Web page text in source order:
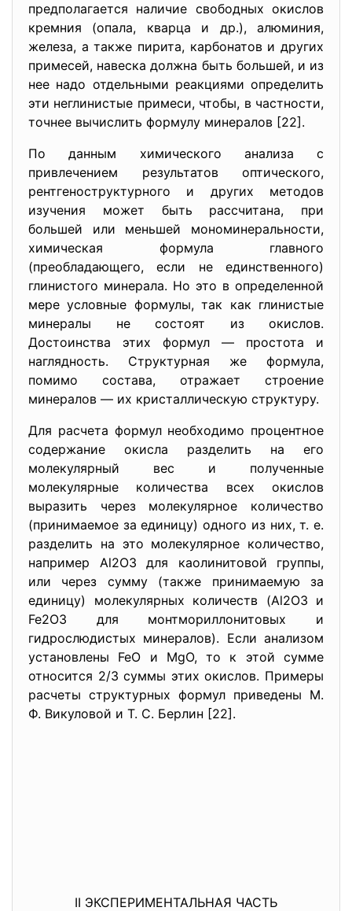
предполагается наличие свободных окислов
кремния (опала, кварца и др.), алюминия,
железа, а также пирита, карбонатов и других
примесей, навеска должна быть большей, и из
нее надо отдельными реакциями определить
эти неглинистые примеси, чтобы, в частности,
точнее вычислить формулу минералов [22].
По данным химического анализа с
привлечением результатов оптического,
рентгеноструктурного и других методов
изучения может быть рассчитана, при
большей или меньшей мономинеральности,
химическая формула главного
(преобладающего, если не единственного)
глинистого минерала. Но это в определенной
мере условные формулы, так как глинистые
минералы не состоят из окислов.
Достоинства этих формул — простота и
наглядность. Структурная же формула,
помимо состава, отражает строение
минералов — их кристаллическую структуру.
Для расчета формул необходимо процентное
содержание окисла разделить на его
молекулярный вес и полученные
молекулярные количества всех окислов
выразить через молекулярное количество
(принимаемое за единицу) одного из них, т. е.
разделить на это молекулярное количество,
например Al2O3 для каолинитовой группы,
или через сумму (также принимаемую за
единицу) молекулярных количеств (Al2O3 и
Fe2O3 для монтмориллонитовых и
гидрослюдистых минералов). Если анализом
установлены FeO и MgO, то к этой сумме
относится 2/3 суммы этих окислов. Примеры
расчеты структурных формул приведены Μ.
Ф. Викуловой и Т. С. Берлин [22].
ӀӀ ЭКСПЕРИМЕНТАЛЬНАЯ ЧАСТЬ